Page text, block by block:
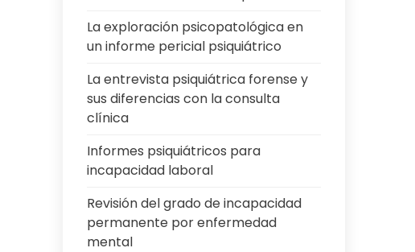
La exploración psicopatológica en
un informe pericial psiquiátrico
La entrevista psiquiátrica forense y
sus diferencias con la consulta
clínica
Informes psiquiátricos para
incapacidad laboral
Revisión del grado de incapacidad
permanente por enfermedad
mental